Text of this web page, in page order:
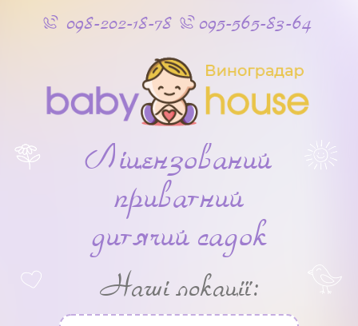
098-202-18-78 095-565-83-64
Ліцензований
приватний
дитячий садок
Наші локації: